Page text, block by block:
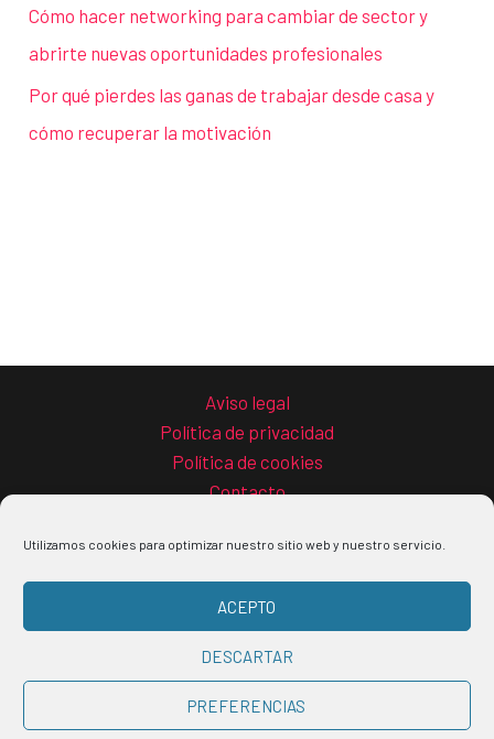
Utilizamos cookies para optimizar nuestro sitio web y nuestro servicio.
ACEPTO
DESCARTAR
PREFERENCIAS
Cómo hacer networking para cambiar de sector y
abrirte nuevas oportunidades profesionales
Por qué pierdes las ganas de trabajar desde casa y
cómo recuperar la motivación
Aviso legal
Política de privacidad
Política de cookies
Contacto
Copyright © 2026 La guía del teletrabajo
Buscar